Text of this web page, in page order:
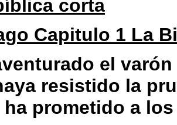
corta
Capitulo 1 La
el
resistido la
prometido a